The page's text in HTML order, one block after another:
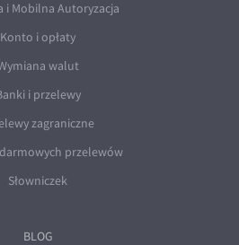
i Mobilna Autoryzacja
Konto i opłaty
walut
i przelewy
zagraniczne
przelewów
Słowniczek
BLOG